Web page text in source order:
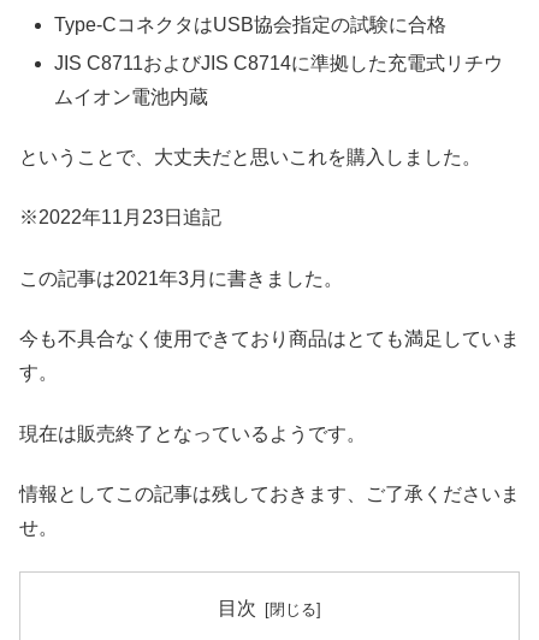
Type-CコネクタはUSB協会指定の試験に合格
JIS C8711およびJIS C8714に準拠した充電式リチウ
ムイオン電池内蔵
ということで、大丈夫だと思いこれを購入しました。
※2022年11月23日追記
この記事は2021年3月に書きました。
今も不具合なく使用できており商品はとても満足していま
す。
現在は販売終了となっているようです。
情報としてこの記事は残しておきます、ご了承くださいま
せ。
目次